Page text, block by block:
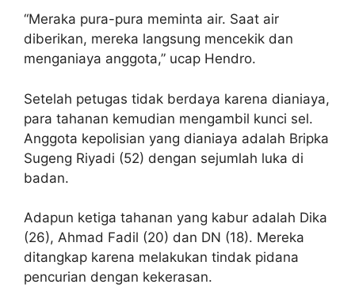
“Meraka pura-pura meminta air. Saat air
diberikan, mereka langsung mencekik dan
menganiaya anggota,” ucap Hendro.
Setelah petugas tidak berdaya karena dianiaya,
para tahanan kemudian mengambil kunci sel.
Anggota kepolisian yang dianiaya adalah Bripka
Sugeng Riyadi (52) dengan sejumlah luka di
badan.
Adapun ketiga tahanan yang kabur adalah Dika
(26), Ahmad Fadil (20) dan DN (18). Mereka
ditangkap karena melakukan tindak pidana
pencurian dengan kekerasan.